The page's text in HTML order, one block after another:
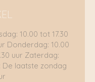
10.00 tot 17.30
Donderdag: 10.00
uur Zaterdag:
De laatste zondag